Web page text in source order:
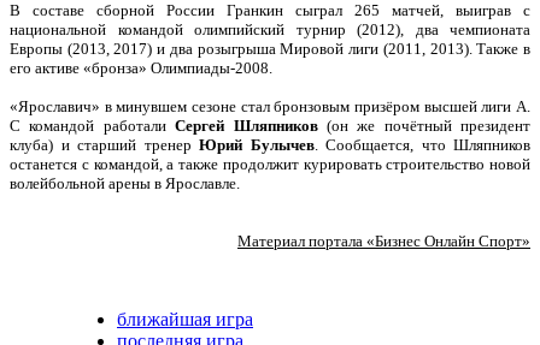
В составе сборной России Гранкин сыграл 265 матчей, выиграв с
национальной командой олимпийский турнир (2012), два чемпионата
Европы (2013, 2017) и два розыгрыша Мировой лиги (2011, 2013). Также в
его активе «бронза» Олимпиады-2008.
«Ярославич» в минувшем сезоне стал бронзовым призёром высшей лиги А.
С командой работалиСергей Шляпников(он же почётный президент
клуба) и старший тренер Юрий Булычев. Сообщается, что Шляпников
останется с командой, а также продолжит курировать строительство новой
волейбольной арены в Ярославле.
Материал портала «Бизнес Онлайн Спорт»
ближайшая игра
последняя игра